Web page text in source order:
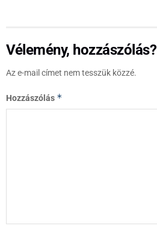
Vélemény, hozzászólás?
Az e-mail címet nem tesszük közzé.
Hozzászólás *